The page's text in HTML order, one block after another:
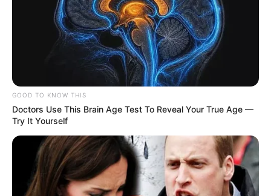
GOOD TO KNOW THIS
Doctors Use This Brain Age Test To Reveal Your True Age —
Try It Yourself